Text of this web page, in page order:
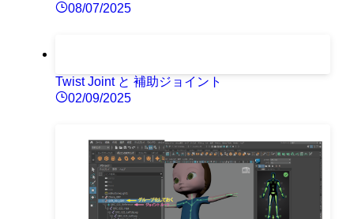
08/07/2025
Twist Joint と 補助ジョイント
02/09/2025